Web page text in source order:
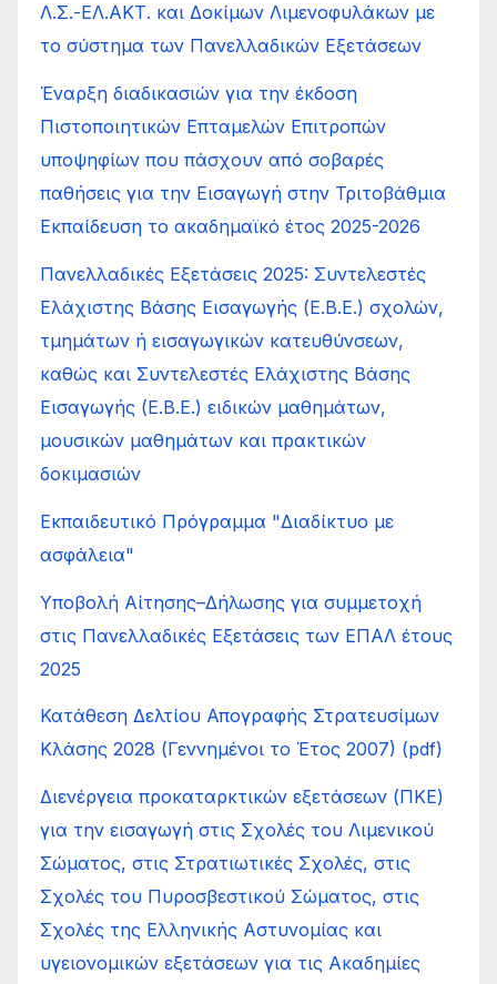
Λ.Σ.-ΕΛ.ΑΚΤ. και Δοκίμων Λιμενοφυλάκων με
το σύστημα των Πανελλαδικών Εξετάσεων
Έναρξη διαδικασιών για την έκδοση
Πιστοποιητικών Επταμελών Επιτροπών
υποψηφίων που πάσχουν από σοβαρές
παθήσεις για την Εισαγωγή στην Τριτοβάθμια
Εκπαίδευση το ακαδημαϊκό έτος 2025-2026
Πανελλαδικές Εξετάσεις 2025: Συντελεστές
Ελάχιστης Βάσης Εισαγωγής (Ε.Β.Ε.) σχολών,
τμημάτων ή εισαγωγικών κατευθύνσεων,
καθώς και Συντελεστές Ελάχιστης Βάσης
Εισαγωγής (Ε.Β.Ε.) ειδικών μαθημάτων,
μουσικών μαθημάτων και πρακτικών
δοκιμασιών
Εκπαιδευτικό Πρόγραμμα "Διαδίκτυο με
ασφάλεια"
Υποβολή Αίτησης–Δήλωσης για συμμετοχή
στις Πανελλαδικές Εξετάσεις των ΕΠΑΛ έτους
2025
Κατάθεση Δελτίου Απογραφής Στρατευσίμων
Κλάσης 2028 (Γεννημένοι το Έτος 2007) (pdf)
Διενέργεια προκαταρκτικών εξετάσεων (ΠΚΕ)
για την εισαγωγή στις Σχολές του Λιμενικού
Σώματος, στις Στρατιωτικές Σχολές, στις
Σχολές του Πυροσβεστικού Σώματος, στις
Σχολές της Ελληνικής Αστυνομίας και
υγειονομικών εξετάσεων για τις Ακαδημίες